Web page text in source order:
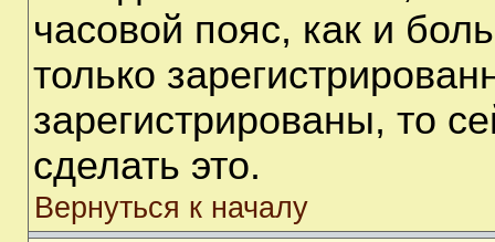
часовой пояс, как и
только
зарегистрированы, то
сделать это.
Вернуться к началу